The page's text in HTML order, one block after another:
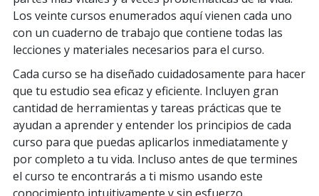
Los veinte cursos enumerados aquí vienen cada uno
con un cuaderno de trabajo que contiene todas las
lecciones y materiales necesarios para el curso.
Cada curso se ha diseñado cuidadosamente para hacer
que tu estudio sea eficaz y eficiente. Incluyen gran
cantidad de herramientas y tareas prácticas que te
ayudan a aprender y entender los principios de cada
curso para que puedas aplicarlos inmediatamente y
por completo a tu vida. Incluso antes de que termines
el curso te encontrarás a ti mismo usando este